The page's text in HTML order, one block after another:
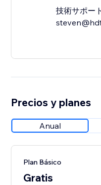
技術サポー
Precios y planes
Anual
Plan Básico
Gratis